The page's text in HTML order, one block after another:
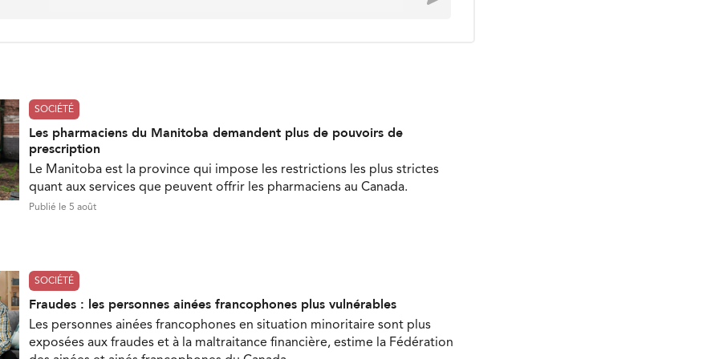
SOCIÉTÉ
Les pharmaciens du Manitoba demandent plus de pouvoirs de
prescription
Le Manitoba est la province qui impose les restrictions les plus strictes
quant aux services que peuvent offrir les pharmaciens au Canada.
Publié le 5 août
SOCIÉTÉ
Fraudes : les personnes ainées francophones plus vulnérables
Les personnes ainées francophones en situation minoritaire sont plus
exposées aux fraudes et à la maltraitance financière, estime la Fédération